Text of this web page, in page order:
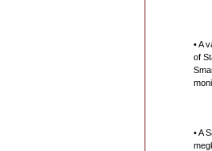
• A
of
• A